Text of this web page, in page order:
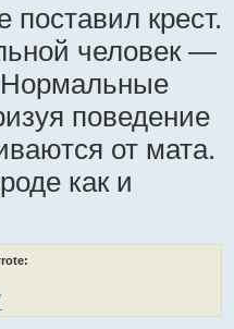
крест.
человек —
Нормальные
поведение
от мата.
как и